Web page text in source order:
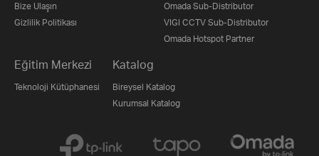
Bize Ulaşın
Gizlilik Politikası
Omada Sub-Distributor
VIGI CCTV Sub-Distributor
Omada Hotspot Partner
Eğitim Merkezi
Teknoloji Kütüphanesi
Katalog
Bireysel Katalog
Kurumsal Katalog